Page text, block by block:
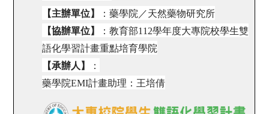
【主辦單位】
：藥學院／天然藥物研究所
【協辦單位】
：教育部112學年度大專院校學生雙
語化學習計畫重點培育學院
【承辦人】
：
藥學院EMI計畫助理：王培倩